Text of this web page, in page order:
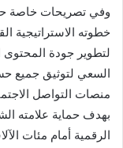
وفي تصريحات خاصة
خطوته الاستراتيجية
لتطوير جودة
السعي لتوثيق جميع
منصات التواصل
الرقمية أمام مئات